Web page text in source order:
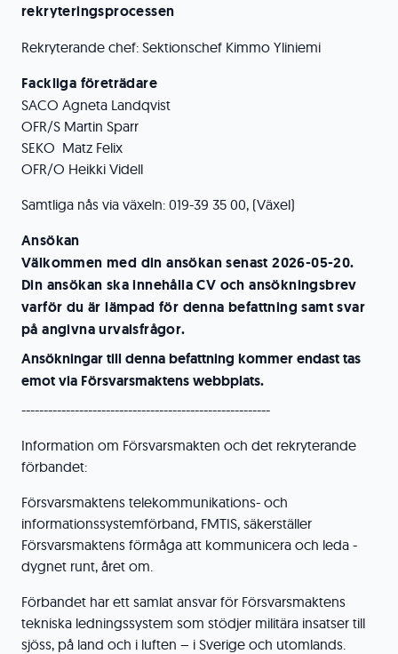
rekryteringsprocessen
Rekryterande chef: Sektionschef Kimmo Yliniemi
Fackliga företrädare
SACO Agneta Landqvist
OFR/S Martin Sparr
SEKO Matz Felix
OFR/O Heikki Videll
Samtliga nås via växeln: 019-39 35 00, (Växel)
Ansökan
Välkommen med din ansökansenast 2026-05-20.
Din ansökan ska innehålla CV och ansökningsbrev
varför du är lämpad för denna befattning samt svar
på angivna urvalsfrågor.
Ansökningar till denna befattning kommer endast tas
emot via Försvarsmaktens webbplats.
--------------------------------------------------------
Information om Försvarsmakten och det rekryterande
förbandet:
Försvarsmaktens telekommunikations- och
informationssystemförband, FMTIS, säkerställer
Försvarsmaktens förmåga att kommunicera och leda -
dygnet runt, året om.
Förbandet har ett samlat ansvar för Försvarsmaktens
tekniska ledningssystem som stödjer militära insatser till
sjöss, på land och i luften – i Sverige och utomlands.